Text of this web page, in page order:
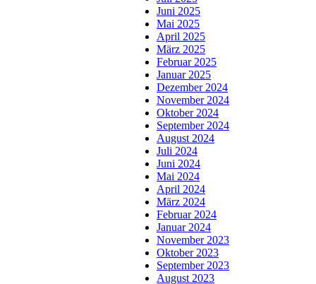
Juni 2025
Mai 2025
April 2025
März 2025
Februar 2025
Januar 2025
Dezember 2024
November 2024
Oktober 2024
September 2024
August 2024
Juli 2024
Juni 2024
Mai 2024
April 2024
März 2024
Februar 2024
Januar 2024
November 2023
Oktober 2023
September 2023
August 2023